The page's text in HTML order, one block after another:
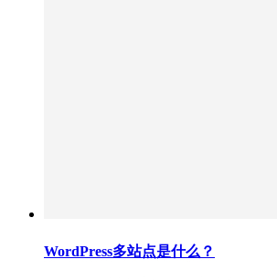
WordPress多站点是什么？